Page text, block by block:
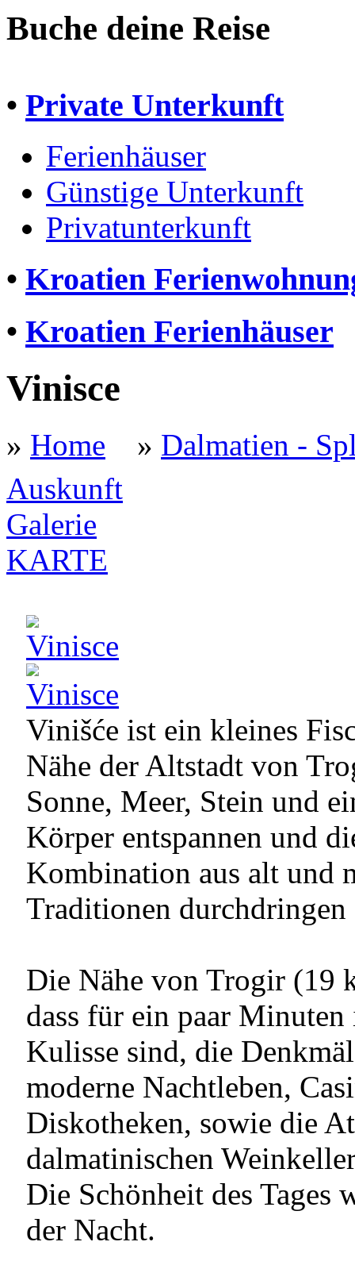
Buche deine Reise
• Private Unterkunft
Ferienhäuser
Günstige Unterkunft
Privatunterkunft
• Kroatien
• Kroatien Ferienhäuser
Vinisce
» Home » Dalmatien -
Auskunft
Galerie
KARTE
Vinišće ist ein kleines
Nähe der Altstadt von
Sonne, Meer, Stein und
Körper entspannen und
Kombination aus alt und
Traditionen
Die Nähe von Trogir (19
dass für ein paar
Kulisse sind, die
moderne Nachtleben,
Diskotheken, sowie die
dalmatinischen
Die Schönheit des Tages
der Nacht.